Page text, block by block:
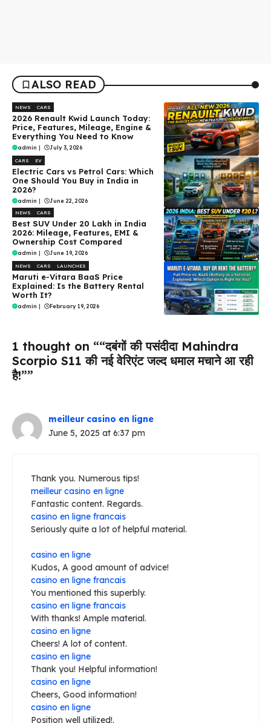
ALSO READ
NEWS CARS
2026 Renault Kwid Launch Today:
Price, Features, Mileage, Engine &
Everything You Need to Know
admin July 3, 2026
CARS EV
Electric Cars vs Petrol Cars: Which
One Should You Buy in India in
2026?
admin | June 22, 2026
NEWS CARS
Best SUV Under ₹20 Lakh in India
2026: Mileage, Features, EMI &
Ownership Cost Compared
admin | June 19, 2026
NEWS CARS LAUNCHES
Maruti e-Vitara BaaS Price
Explained: Is the Battery Rental
Worth It?
admin | February 19, 2026
1 thought on ““दबंगों की पसंदीदा Mahindra
Scorpio S11 की नई वेरिएंट जल्द धमाल मचाने आ रही
है!””
meilleur casino en ligne
June 5, 2025 at 6:37 pm
Thank you. Numerous tips!
meilleur casino en ligne
Fantastic content. Regards.
casino en ligne francais
Seriously quite a lot of helpful material.
casino en ligne
Kudos, A good amount of advice!
casino en ligne francais
You mentioned this superbly.
casino en ligne francais
With thanks! Ample material.
casino en ligne
Cheers! A lot of content.
casino en ligne
Thank you! Helpful information!
casino en ligne
Cheers, Good information!
casino en ligne
Position well utilized!.